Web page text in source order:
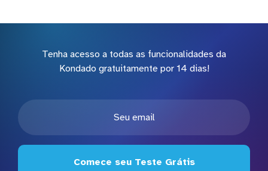
Tenha acesso a todas as funcionalidades da
Kondado gratuitamente por 14 dias!
Comece seu Teste Grátis